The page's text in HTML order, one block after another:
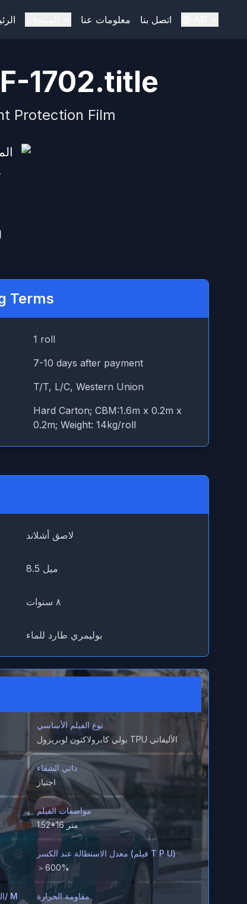
معلومات عنا اتصل بنا
1702.title
Protection Film
Terms
1 roll
7-10 days after payment
T/T, L/C, Western Union
Hard Carton; CBM:1.6m x 0.2m x
0.2m; Weight: 14kg/roll
لاصق أشلاند
8.5 ميل
٨ سنوات
بوليمري طارد للماء
نوع الفيلم الأساسي
بولي كابرولاكتون لوبريزول TPU الأليفاتي
ذاتي الشفاء
اجتياز
مواصفات الفيلم
1.52*16 متر
معدل الاستطالة عند الكسر (فيلم T P U)
＞600%
مقاومة الحرارة